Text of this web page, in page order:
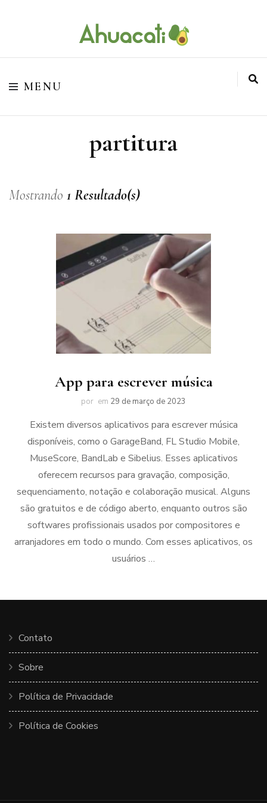
Ahuacati
O melhor da Internet em um só lugar
MENU
partitura
Mostrando 1 Resultado(s)
App para escrever música
por em 29 de março de 2023
Existem diversos aplicativos para escrever música
disponíveis, como o GarageBand, FL Studio Mobile,
MuseScore, BandLab e Sibelius. Esses aplicativos
oferecem recursos para gravação, composição,
sequenciamento, notação e colaboração musical. Alguns
são gratuitos e de código aberto, enquanto outros são
softwares profissionais usados por compositores e
arranjadores em todo o mundo. Com esses aplicativos, os
usuários …
Contato
Sobre
Política de Privacidade
Política de Cookies